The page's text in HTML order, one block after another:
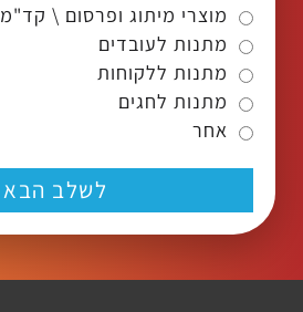
מוצרי מיתוג ופרסום \ קד"מ
מתנות לעובדים
מתנות ללקוחות
מתנות לחגים
אחר
לשלב הבא